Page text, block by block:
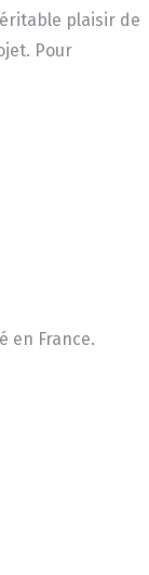
plaisir de
Pour
en France.